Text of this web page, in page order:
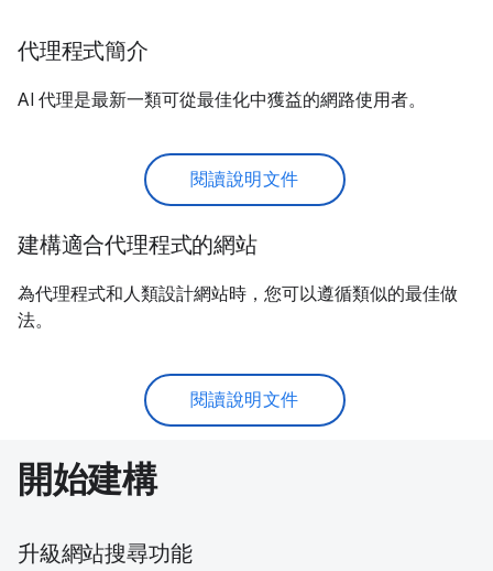
代理程式簡介
AI 代理是最新一類可從最佳化中獲益的網路使用者。
閱讀說明文件
建構適合代理程式的網站
為代理程式和人類設計網站時，您可以遵循類似的最佳做
法。
閱讀說明文件
開始建構
升級網站搜尋功能